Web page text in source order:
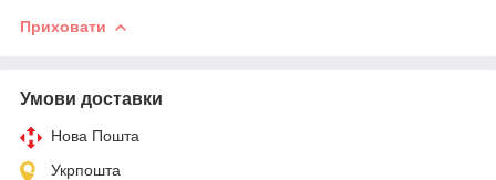
Приховати
Умови доставки
Нова Пошта
Укрпошта